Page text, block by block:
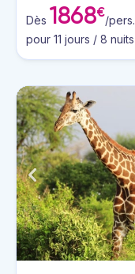
Dès 1868€/pers.
pour 11 jours / 8 nuits